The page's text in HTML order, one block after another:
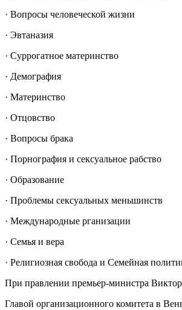
· Вопросы человеческой жизни
· Эвтаназия
· Суррогатное материнство
· Демография
· Материнство
· Отцовство
· Вопросы брака
· Порнография и сексуальное рабство
· Образование
· Проблемы сексуальных меньшинств
· Международные рганизации
· Семья и вера
· Религиозная свобода и Семейная
При правлении премьер-министра
Главой организационного комитета в